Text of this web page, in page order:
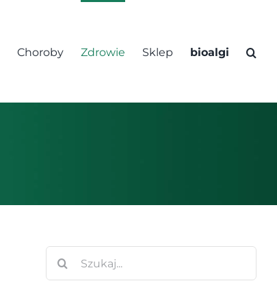
Choroby Zdrowie Sklep bioalgi